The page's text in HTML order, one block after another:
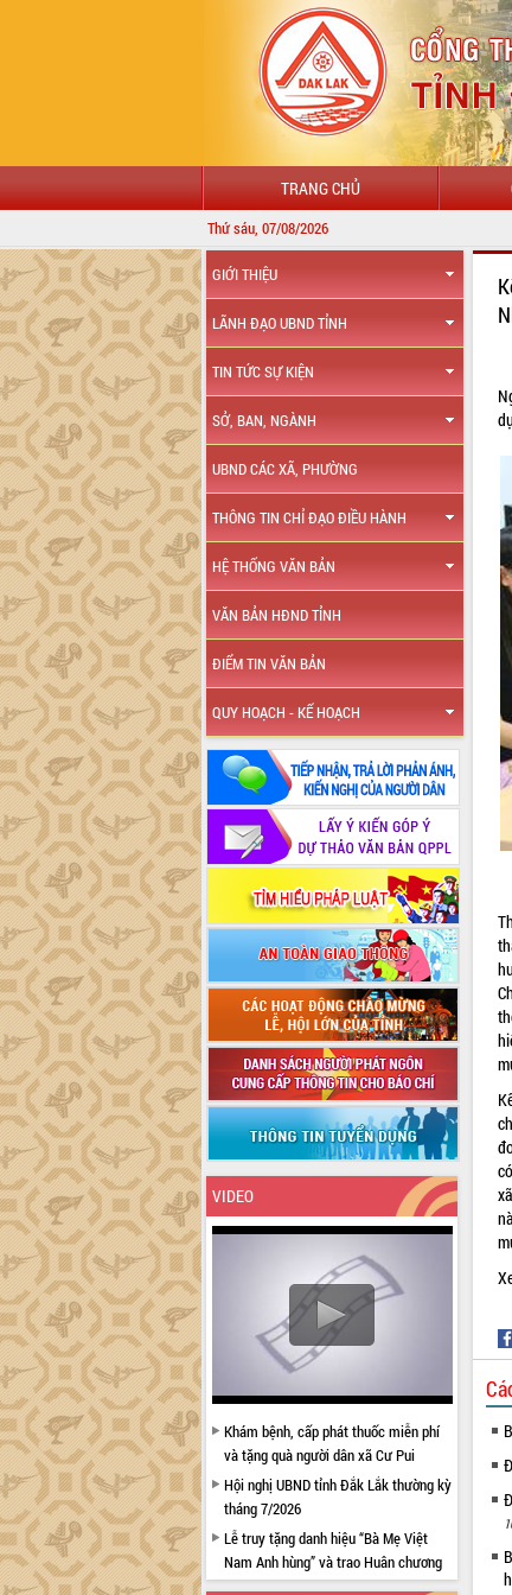
TRANG CHỦ
Thứ sáu, 07/08/2026
GIỚI THIỆU
LÃNH ĐẠO UBND TỈNH
TIN TỨC SỰ KIỆN
SỞ, BAN, NGÀNH
UBND CÁC XÃ, PHƯỜNG
THÔNG TIN CHỈ ĐẠO ĐIỀU HÀNH
HỆ THỐNG VĂN BẢN
VĂN BẢN HĐND TỈNH
ĐIỂM TIN VĂN BẢN
QUY HOẠCH - KẾ HOẠCH
VIDEO
Khám bệnh, cấp phát thuốc miễn phí
và tặng quà người dân xã Cư Pui
Hội nghị UBND tỉnh Đắk Lắk thường kỳ
tháng 7/2026
Lễ truy tặng danh hiệu “Bà Mẹ Việt
Nam Anh hùng” và trao Huân chương
Lao động